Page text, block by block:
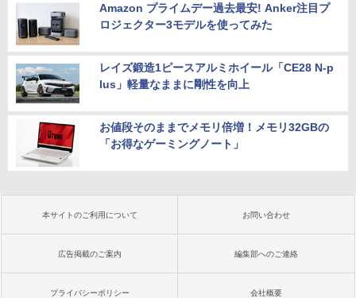
Amazon プライムデー過去最安! Anker注目プ
ロジェクター3モデルを使ってみた
レイズ鍛造1ピースアルミホイール「CE28 N-p
lus」軽量なままに剛性を向上
お値段そのままでメモリ倍増！メモリ32GBの
「お得なゲーミングノート」
本サイトのご利用について お問い合わせ
広告掲載のご案内 編集部へのご連絡
プライバシーポリシー 会社概要